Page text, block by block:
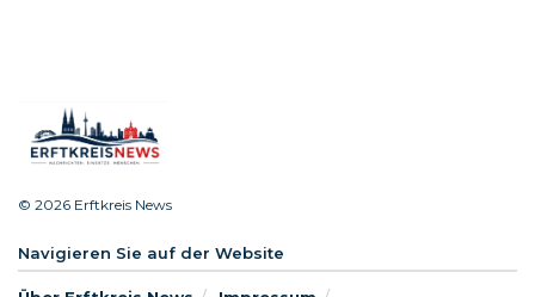
© 2026 Erftkreis News
Navigieren Sie auf der Website